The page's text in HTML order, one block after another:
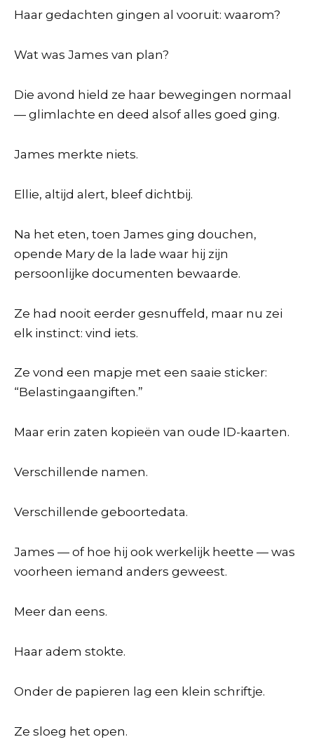
Haar gedachten gingen al vooruit: waarom?
Wat was James van plan?
Die avond hield ze haar bewegingen normaal
— glimlachte en deed alsof alles goed ging.
James merkte niets.
Ellie, altijd alert, bleef dichtbij.
Na het eten, toen James ging douchen,
opende Mary de la lade waar hij zijn
persoonlijke documenten bewaarde.
Ze had nooit eerder gesnuffeld, maar nu zei
elk instinct: vind iets.
Ze vond een mapje met een saaie sticker:
“Belastingaangiften.”
Maar erin zaten kopieën van oude ID-kaarten.
Verschillende namen.
Verschillende geboortedata.
James — of hoe hij ook werkelijk heette — was
voorheen iemand anders geweest.
Meer dan eens.
Haar adem stokte.
Onder de papieren lag een klein schriftje.
Ze sloeg het open.